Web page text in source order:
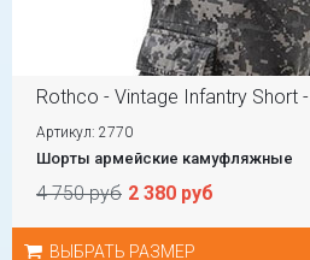
Rothco - Vintage Infantry Short
Артикул: 2770
Шорты армейские камуфляжные
4 750 руб 2 380 руб
ВЫБРАТЬ РАЗМЕР